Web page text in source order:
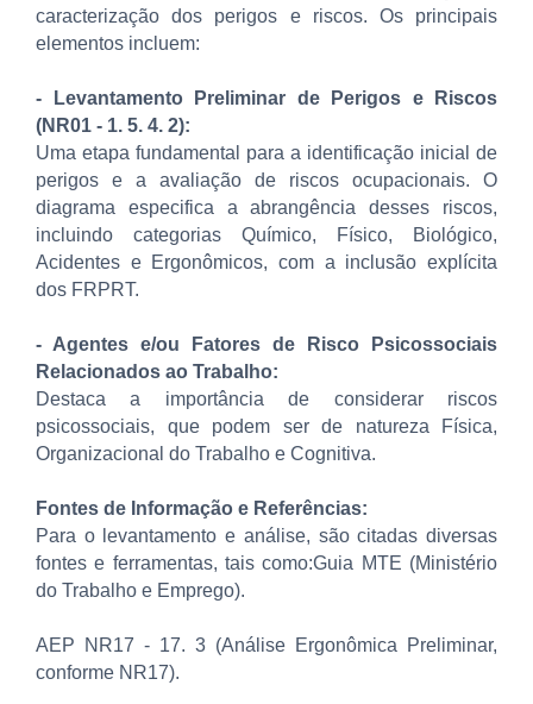
caracterização dos perigos e riscos. Os principais
elementos incluem:
- Levantamento Preliminar de Perigos e Riscos
(NR01 - 1. 5. 4. 2):
Uma etapa fundamental para a identificação inicial de
perigos e a avaliação de riscos ocupacionais. O
diagrama especifica a abrangência desses riscos,
incluindo categorias Químico, Físico, Biológico,
Acidentes e Ergonômicos, com a inclusão explícita
dos FRPRT.
- Agentes e/ou Fatores de Risco Psicossociais
Relacionados ao Trabalho:
Destaca a importância de considerar riscos
psicossociais, que podem ser de natureza Física,
Organizacional do Trabalho e Cognitiva.
Fontes de Informação e Referências:
Para o levantamento e análise, são citadas diversas
fontes e ferramentas, tais como:Guia MTE (Ministério
do Trabalho e Emprego).
AEP NR17 - 17. 3 (Análise Ergonômica Preliminar,
conforme NR17).